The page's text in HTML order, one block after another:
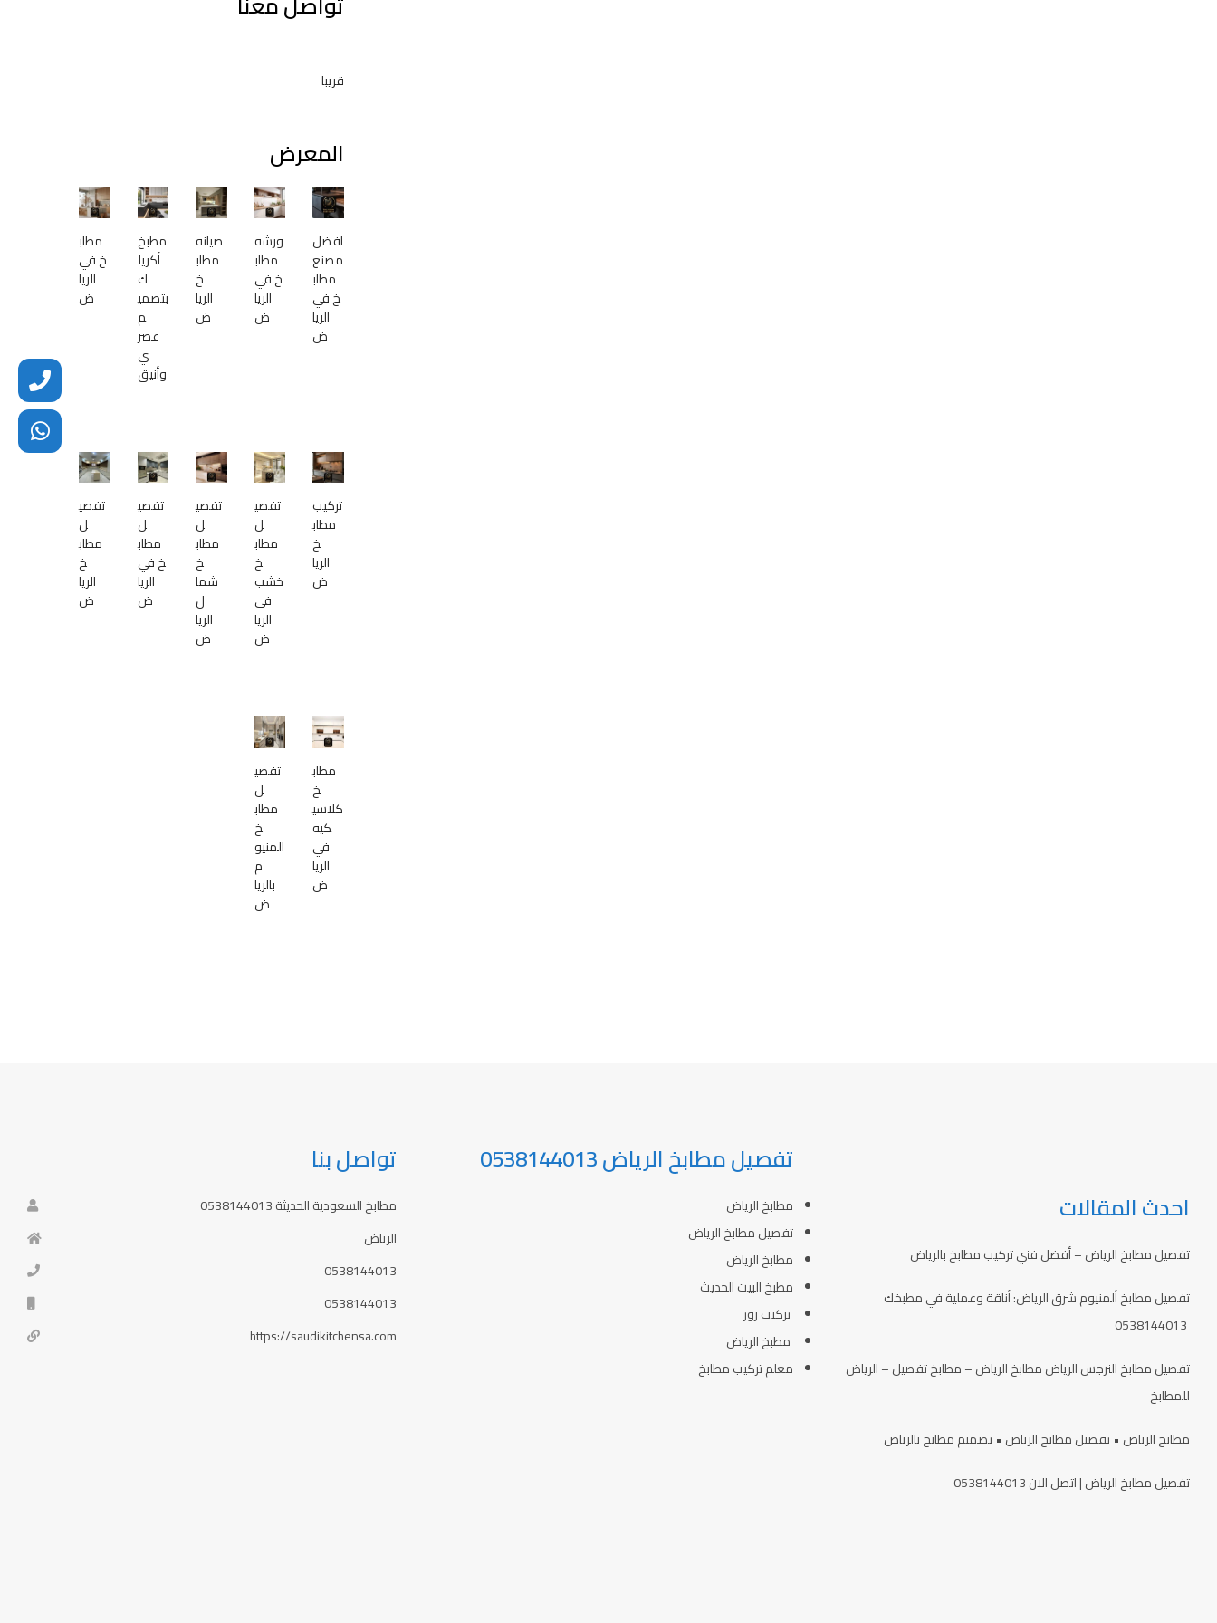
قريبا
المعرض
افضل
مصنع
مطاب
خ في
الريا
ض
ورشه
مطاب
خ في
الريا
ض
صيانه
مطاب
خ
الريا
ض
مطبخ
أكريل
ك
بتصمي
م
عصر
ي
وأنيق
مطاب
خ في
الريا
ض
تركيب
مطاب
خ
الريا
ض
تفصي
ل
مطاب
خ
خشب
في
الريا
ض
تفصي
ل
مطاب
خ
شما
ل
الريا
ض
تفصي
ل
مطاب
خ في
الريا
ض
تفصي
ل
مطاب
خ
الريا
ض
مطاب
خ
كلاسي
كيه
في
الريا
ض
تفصي
ل
مطاب
خ
المنيو
م
بالريا
ض
احدث المقالات
تفصيل مطابخ الرياض – أفضل فني تركيب مطابخ بالرياض
تفصيل مطابخ ألمنيوم شرق الرياض: أناقة وعملية في مطبخك
تفصيل مطابخ النرجس الرياض مطابخ الرياض – مطابخ تفصيل – الرياض
للمطابخ
مطابخ الرياض • تفصيل مطابخ الرياض • تصميم مطابخ بالرياض
تفصيل مطابخ الرياض | اتصل الان 0538144013
تفصيل مطابخ الرياض 0538144013
مطابخ الرياض
تفصيل مطابخ الرياض
مطابخ الرياض
مطبخ البيت الحديث
تركيب روز
مطبخ الرياض
معلم تركيب مطابخ
تواصل بنا
مطابخ السعودية الحديثة 0538144013
الرياض
0538144013
0538144013
https://saudikitchensa.com